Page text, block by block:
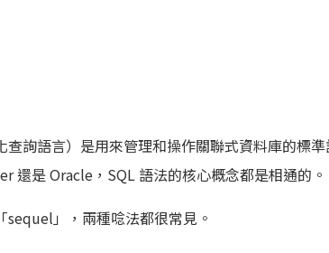
詢語言）是用來管理和操作關聯式資料庫的標
還是 Oracle，SQL 語法的核心概念都是相通的。
」，兩種唸法都很常見。